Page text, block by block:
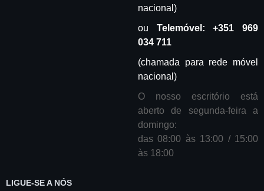
nacional)
ou Telemóvel: +351 969
034 711
(chamada para rede móvel
nacional)
O nosso escritório está
aberto de segunda-feira a
domingo:
das 08:00 às 13:00 / 15:00
às 18:00
LIGUE-SE A NÓS